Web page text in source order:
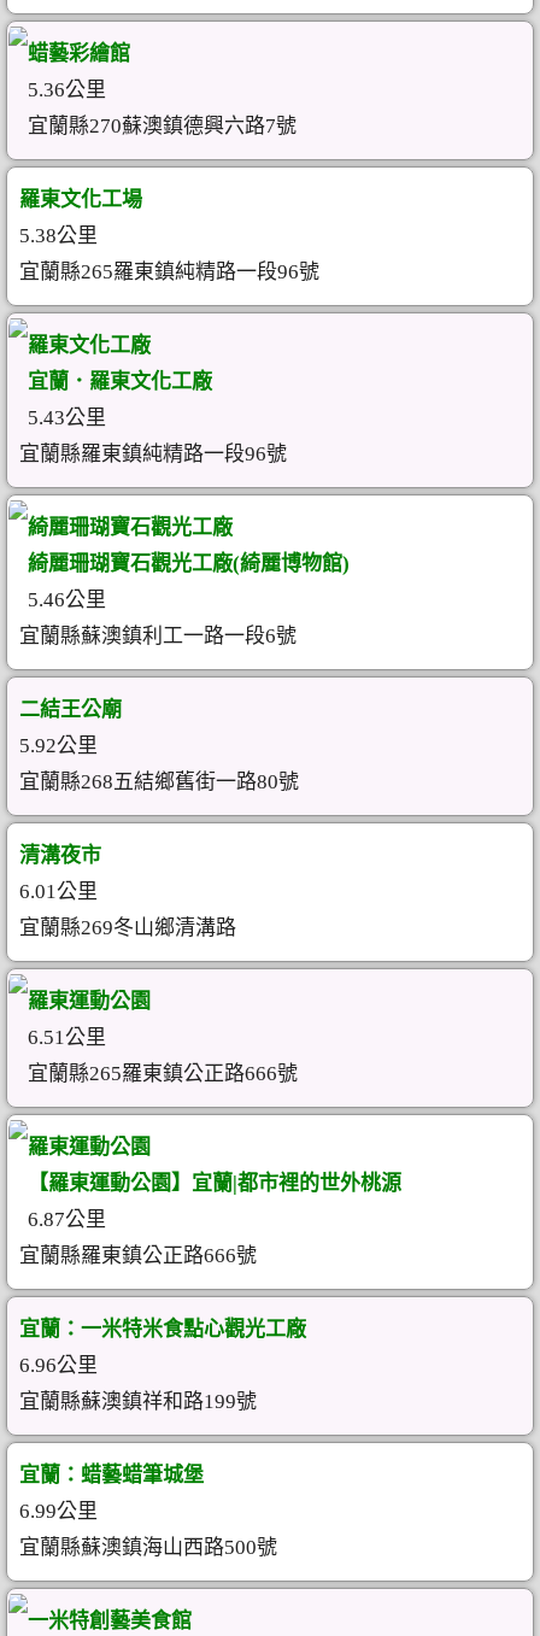
蜡藝彩繪館
5.36公里
宜蘭縣270蘇澳鎮德興六路7號
羅東文化工場
5.38公里
宜蘭縣265羅東鎮純精路一段96號
羅東文化工廠
宜蘭．羅東文化工廠
5.43公里
宜蘭縣羅東鎮純精路一段96號
綺麗珊瑚寶石觀光工廠
綺麗珊瑚寶石觀光工廠(綺麗博物館)
5.46公里
宜蘭縣蘇澳鎮利工一路一段6號
二結王公廟
5.92公里
宜蘭縣268五結鄉舊街一路80號
清溝夜市
6.01公里
宜蘭縣269冬山鄉清溝路
羅東運動公園
6.51公里
宜蘭縣265羅東鎮公正路666號
羅東運動公園
【羅東運動公園】宜蘭|都市裡的世外桃源
6.87公里
宜蘭縣羅東鎮公正路666號
宜蘭：一米特米食點心觀光工廠
6.96公里
宜蘭縣蘇澳鎮祥和路199號
宜蘭：蜡藝蜡筆城堡
6.99公里
宜蘭縣蘇澳鎮海山西路500號
一米特創藝美食館